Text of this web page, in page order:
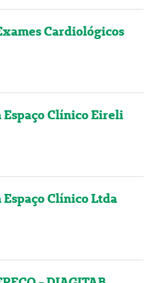
Cardiológicos
Clínico Eireli
Clínico Ltda